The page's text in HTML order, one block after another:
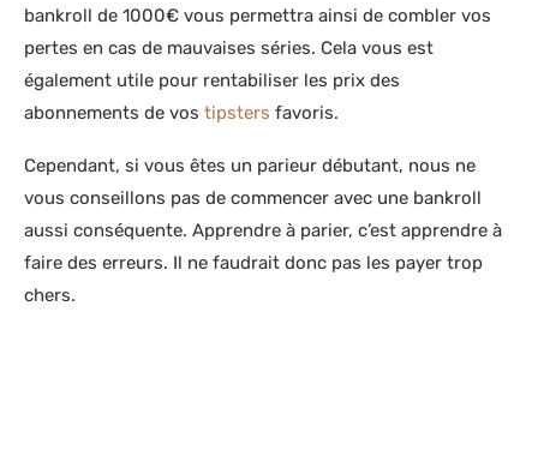
bankroll de 1000€ vous permettra ainsi de combler vos
pertes en cas de mauvaises séries. Cela vous est
également utile pour rentabiliser les prix des
abonnements de vos tipsters favoris.
Cependant, si vous êtes un parieur débutant, nous ne
vous conseillons pas de commencer avec une bankroll
aussi conséquente. Apprendre à parier, c’est apprendre à
faire des erreurs. Il ne faudrait donc pas les payer trop
chers.